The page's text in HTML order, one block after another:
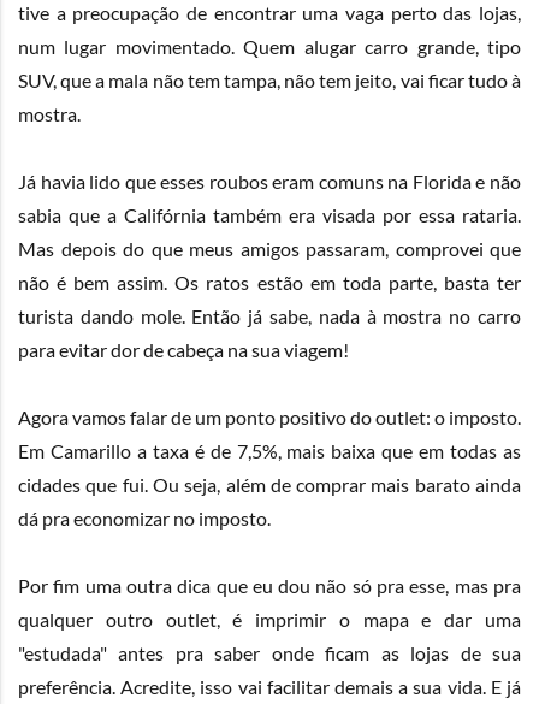
tive a preocupação de encontrar uma vaga perto das lojas,
num lugar movimentado. Quem alugar carro grande, tipo
SUV, que a mala não tem tampa, não tem jeito, vai ficar tudo à
mostra.
Já havia lido que esses roubos eram comuns na Florida e não
sabia que a Califórnia também era visada por essa rataria.
Mas depois do que meus amigos passaram, comprovei que
não é bem assim. Os ratos estão em toda parte, basta ter
turista dando mole. Então já sabe, nada à mostra no carro
para evitar dor de cabeça na sua viagem!
Agora vamos falar de um ponto positivo do outlet: o imposto.
Em Camarillo a taxa é de 7,5%, mais baixa que em todas as
cidades que fui. Ou seja, além de comprar mais barato ainda
dá pra economizar no imposto.
Por fim uma outra dica que eu dou não só pra esse, mas pra
qualquer outro outlet, é imprimir o mapae dar uma
"estudada" antes pra saber onde ficam as lojas de sua
preferência. Acredite, isso vai facilitar demais a sua vida. E já